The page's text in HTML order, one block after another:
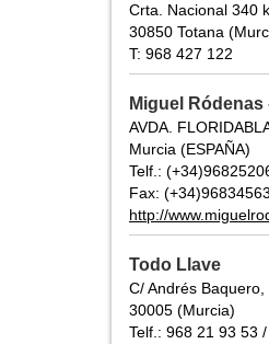
Crta. Nacional 340
30850 Totana
T: 968 427 122
Miguel
AVDA.
Murcia (ESPAÑA)
Telf.:
Fax:
http://
Todo Llave
C/ Andrés Baquero,
30005 (Murcia)
Telf.: 968 21 93 53